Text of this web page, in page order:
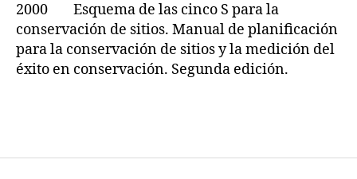
2000 Esquema de las cinco S para la
conservación de sitios. Manual de planificación
para la conservación de sitios y la medición del
éxito en conservación. Segunda edición.